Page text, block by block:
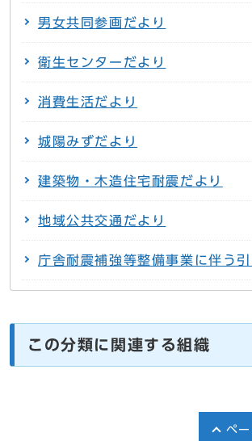
男女共同参画だより
衛生センターだより
消費生活だより
城陽みずだより
建築物・木造住宅耐震だより
地域公共交通だより
庁舎耐震補強等整備事業に伴う
この分類に関連する組織
ペ